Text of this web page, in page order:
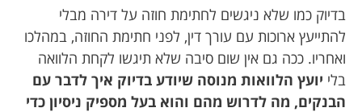
בדיוק כמו שלא ניגשים לחתימת חוזה על דירה מבלי
להתייעץ ארוכות עם עורך דין, לפני חתימת החוזה, במהלכו
ואחריו. ככה גם אין שום סיבה שלא תיגשו לקחת הלוואה
בלי יועץ הלוואות מנוסה שיודע בדיוק איך לדבר עם
הבנקים, מה לדרוש מהם והוא בעל מספיק ניסיון כדי